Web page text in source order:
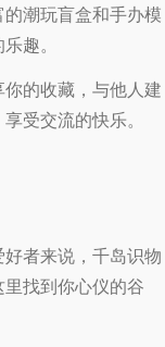
潮玩盲盒和手办模
趣。
的收藏，与他人建
受交流的快乐。
者来说，千岛识物
找到你心仪的谷